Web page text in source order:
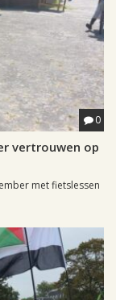
0
vertrouwen op
met fietslessen